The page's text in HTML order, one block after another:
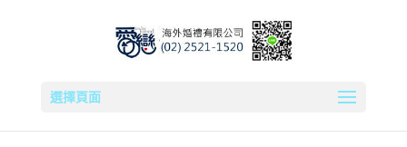
選擇頁面